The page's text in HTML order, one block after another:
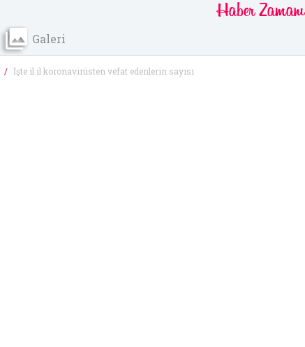
HaberZamanı
Galeri
İşte il il koronavirüsten vefat edenlerin sayısı